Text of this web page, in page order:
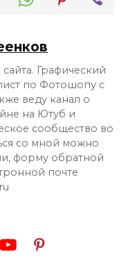
Графический
по Фотошопу с
веду канал о
на Ютуб и
сообщество во
со мной можно
форму обратной
почте